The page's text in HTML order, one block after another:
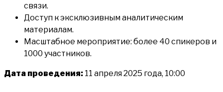
связи.
Доступ к эксклюзивным аналитическим
материалам.
Масштабное мероприятие: более 40 спикеров и
1000 участников.
Дата проведения: 11 апреля 2025 года, 10:00